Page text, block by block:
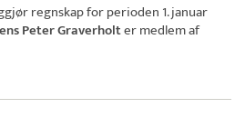
regnskap for perioden 1. januar
Peter Graverholter medlem af